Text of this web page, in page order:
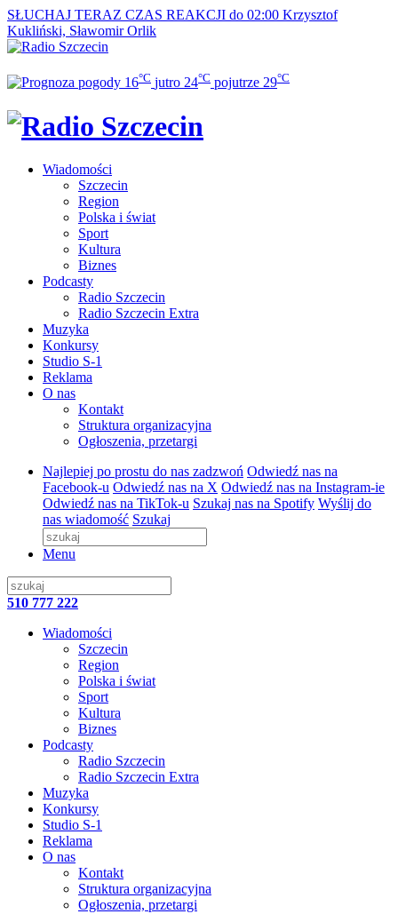
SŁUCHAJ TERAZ CZAS REAKCJI do 02:00 Krzysztof
Kukliński, Sławomir Orlik
16°C jutro 24°C pojutrze 29°C
Wiadomości
Szczecin
Region
Polska i świat
Sport
Kultura
Biznes
Podcasty
Radio Szczecin
Radio Szczecin Extra
Muzyka
Konkursy
Studio S-1
Reklama
O nas
Kontakt
Struktura organizacyjna
Ogłoszenia, przetargi
Najlepiej po prostu do nas zadzwoń Odwiedź nas na
Facebook-u Odwiedź nas na X Odwiedź nas na Instagram-ie
Odwiedź nas na TikTok-u Szukaj nas na Spotify Wyślij do
nas wiadomość Szukaj
Menu
510 777 222
Wiadomości
Szczecin
Region
Polska i świat
Sport
Kultura
Biznes
Podcasty
Radio Szczecin
Radio Szczecin Extra
Muzyka
Konkursy
Studio S-1
Reklama
O nas
Kontakt
Struktura organizacyjna
Ogłoszenia, przetargi